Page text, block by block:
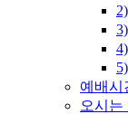
예배시
오시는